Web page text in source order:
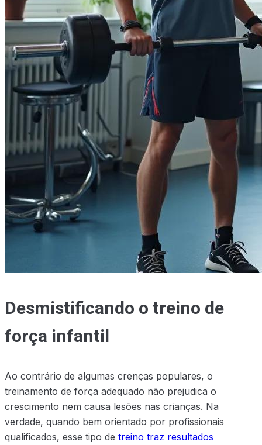
Desmistificando o treino de
força infantil
Ao contrário de algumas crenças populares, o
treinamento de força adequado não prejudica o
crescimento nem causa lesões nas crianças. Na
verdade, quando bem orientado por profissionais
qualificados, esse tipo de treino traz resultados